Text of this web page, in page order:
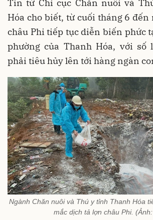
Tin từ Chi cục Chăn nuôi và
Hóa cho biết, từ cuối tháng 6 đến
châu Phi tiếp tục diễn biến phức
phường của Thanh Hóa, với số
phải tiêu hủy lên tới hàng ngàn
Ngành Chăn nuôi và Thú y tỉnh Thanh Hóa
mắc dịch tả lợn châu Phi.